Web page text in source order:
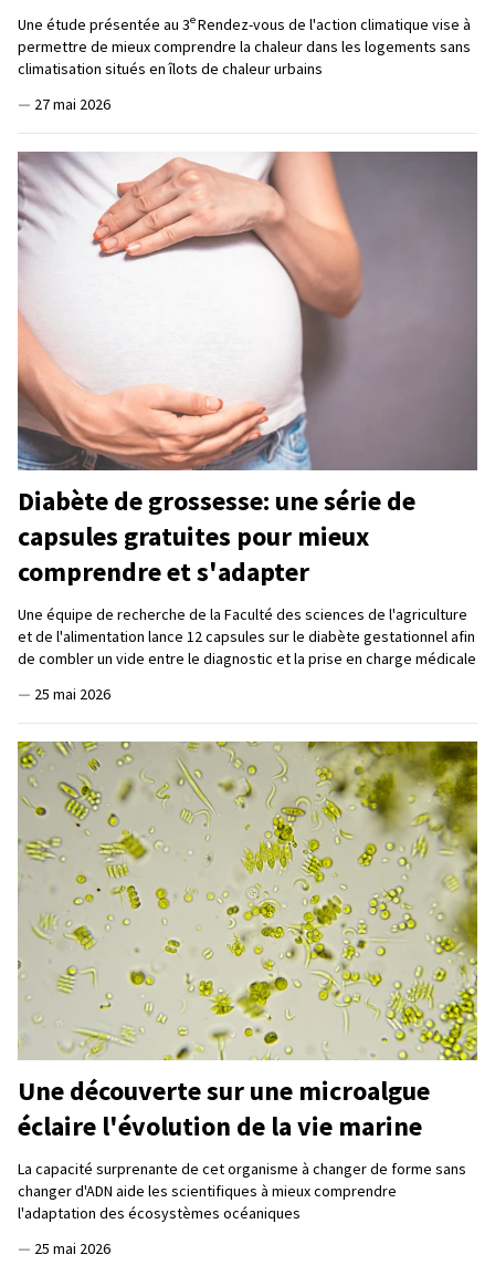
Une étude présentée au 3eRendez-vous de l'action climatique vise à
permettre de mieux comprendre la chaleur dans les logements sans
climatisation situés en îlots de chaleur urbains
— 27 mai 2026
Diabète de grossesse: une série de
capsules gratuites pour mieux
comprendre et s'adapter
Une équipe de recherche de la Faculté des sciences de l'agriculture
et de l'alimentation lance 12 capsules sur le diabète gestationnel afin
de combler un vide entre le diagnostic et la prise en charge médicale
— 25 mai 2026
Une découverte sur une microalgue
éclaire l'évolution de la vie marine
La capacité surprenante de cet organisme à changer de forme sans
changer d'ADN aide les scientifiques à mieux comprendre
l'adaptation des écosystèmes océaniques
— 25 mai 2026